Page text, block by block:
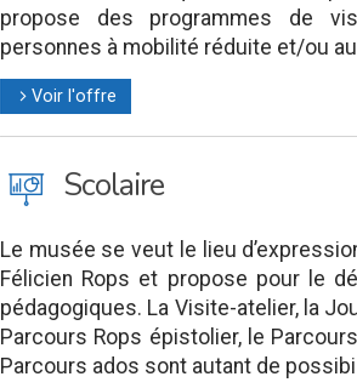
propose des programmes de
personnes à mobilité réduite et/ou
l Voir l'offre
J Scolaire
Le musée se veut le lieu
Félicien Rops et propose pour le
pédagogiques. La Visite-atelier, la
Parcours Rops épistolier, le
Parcours ados sont autant de